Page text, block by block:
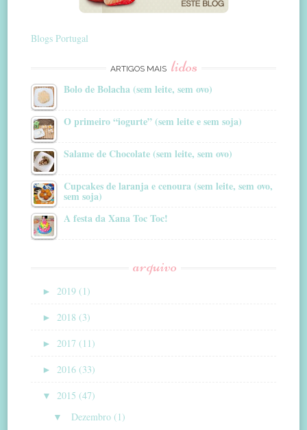
Blogs Portugal
ARTIGOS MAIS lidos
Bolo de Bolacha (sem leite, sem ovo)
O primeiro “iogurte” (sem leite e sem soja)
Salame de Chocolate (sem leite, sem ovo)
Cupcakes de laranja e cenoura (sem leite, sem ovo,
sem soja)
A festa da Xana Toc Toc!
arquivo
► 2019 (1)
► 2018 (3)
► 2017 (11)
► 2016 (33)
▼ 2015 (47)
▼
Dezembro (1)